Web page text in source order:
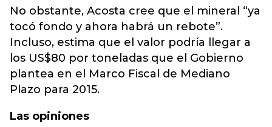
No obstante, Acosta cree que el mineral “ya
tocó fondo y ahora habrá un rebote”.
Incluso, estima que el valor podría llegar a
los US$80 por toneladas que el Gobierno
plantea en el Marco Fiscal de Mediano
Plazo para 2015.
Las opiniones